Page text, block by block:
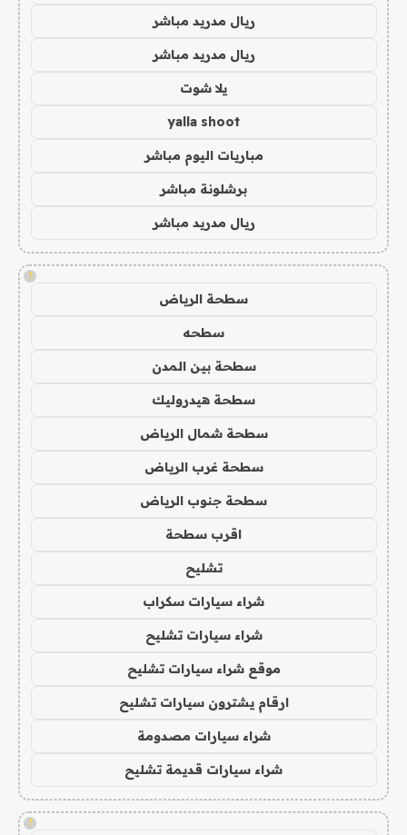
ريال مدريد مباشر
ريال مدريد مباشر
يلا شوت
yalla shoot
مباريات اليوم مباشر
برشلونة مباشر
ريال مدريد مباشر
!
سطحة الرياض
سطحه
سطحة بين المدن
سطحة هيدروليك
سطحة شمال الرياض
سطحة غرب الرياض
سطحة جنوب الرياض
اقرب سطحة
تشليح
شراء سيارات سكراب
شراء سيارات تشليح
موقع شراء سيارات تشليح
ارقام يشترون سيارات تشليح
شراء سيارات مصدومة
شراء سيارات قديمة تشليح
!